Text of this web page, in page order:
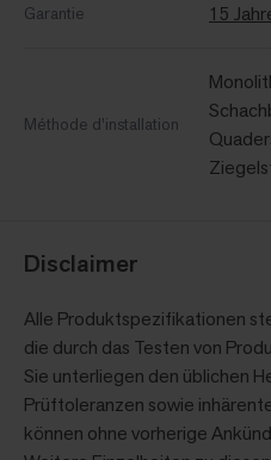
Garantie 15
Méthode d'installation
Disclaimer
Alle Produktspezifikationen
die durch das Testen von
Sie unterliegen den üblichen
Prüftoleranzen sowie
können ohne vorherige